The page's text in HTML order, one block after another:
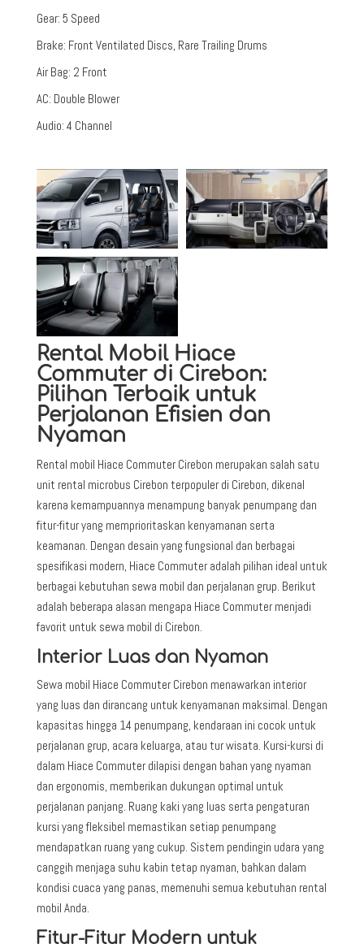
Gear: 5 Speed
Brake: Front Ventilated Discs, Rare Trailing Drums
Air Bag: 2 Front
AC: Double Blower
Audio: 4 Channel
Rental Mobil Hiace
Commuter di Cirebon:
Pilihan Terbaik untuk
Perjalanan Efisien dan
Nyaman
Rental mobil Hiace Commuter Cirebon merupakan salah satu
unit rental microbus Cirebon terpopuler di Cirebon, dikenal
karena kemampuannya menampung banyak penumpang dan
fitur-fitur yang memprioritaskan kenyamanan serta
keamanan. Dengan desain yang fungsional dan berbagai
spesifikasi modern, Hiace Commuter adalah pilihan ideal untuk
berbagai kebutuhan sewa mobil dan perjalanan grup. Berikut
adalah beberapa alasan mengapa Hiace Commuter menjadi
favorit untuk sewa mobil di Cirebon.
Interior Luas dan Nyaman
Sewa mobil Hiace Commuter Cirebon menawarkan interior
yang luas dan dirancang untuk kenyamanan maksimal. Dengan
kapasitas hingga 14 penumpang, kendaraan ini cocok untuk
perjalanan grup, acara keluarga, atau tur wisata. Kursi-kursi di
dalam Hiace Commuter dilapisi dengan bahan yang nyaman
dan ergonomis, memberikan dukungan optimal untuk
perjalanan panjang. Ruang kaki yang luas serta pengaturan
kursi yang fleksibel memastikan setiap penumpang
mendapatkan ruang yang cukup. Sistem pendingin udara yang
canggih menjaga suhu kabin tetap nyaman, bahkan dalam
kondisi cuaca yang panas, memenuhi semua kebutuhan rental
mobil Anda.
Fitur-Fitur Modern untuk